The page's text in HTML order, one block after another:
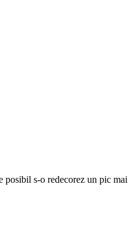
s-o redecorez un pic